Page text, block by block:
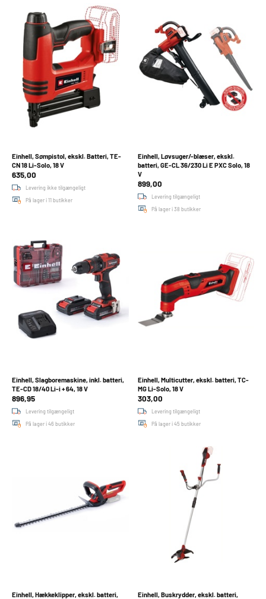
Einhell, Sømpistol, ekskl. Batteri, TE-
CN 18 Li-Solo, 18 V
635,00
Levering ikke tilgængeligt
På lager i 11 butikker
Einhell, Løvsuger/-blæser, ekskl.
batteri, GE-CL 36/230 Li E PXC Solo, 18
V
899,00
Levering tilgængeligt
På lager i 38 butikker
Einhell, Slagboremaskine, inkl. batteri,
TE-CD 18/40 Li-i + 64, 18 V
896,95
Levering tilgængeligt
På lager i 46 butikker
Einhell, Multicutter, ekskl. batteri, TC-
MG Li-Solo, 18 V
303,00
Levering tilgængeligt
På lager i 45 butikker
Einhell, Hækkeklipper, ekskl. batteri,
Einhell, Buskrydder, ekskl. batteri,